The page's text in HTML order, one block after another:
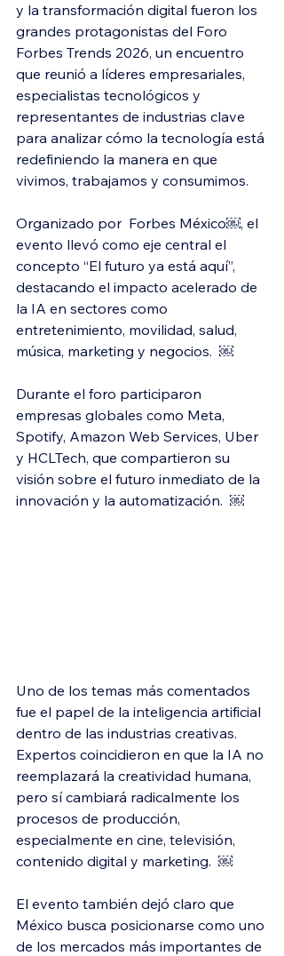
y la transformación digital fueron los
grandes protagonistas del Foro
Forbes Trends 2026, un encuentro
que reunió a líderes empresariales,
especialistas tecnológicos y
representantes de industrias clave
para analizar cómo la tecnología está
redefiniendo la manera en que
vivimos, trabajamos y consumimos.
Organizado por  Forbes México￼, el
evento llevó como eje central el
concepto “El futuro ya está aquí”,
destacando el impacto acelerado de
la IA en sectores como
entretenimiento, movilidad, salud,
música, marketing y negocios.  ￼
Durante el foro participaron
empresas globales como Meta,
Spotify, Amazon Web Services, Uber
y HCLTech, que compartieron su
visión sobre el futuro inmediato de la
innovación y la automatización.  ￼
Uno de los temas más comentados
fue el papel de la inteligencia artificial
dentro de las industrias creativas.
Expertos coincidieron en que la IA no
reemplazará la creatividad humana,
pero sí cambiará radicalmente los
procesos de producción,
especialmente en cine, televisión,
contenido digital y marketing.  ￼
El evento también dejó claro que
México busca posicionarse como uno
de los mercados más importantes de